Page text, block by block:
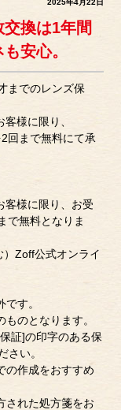
2025年4月22日
換は1年間
安心。
までのレンズ保
様に限り、
回まで無料にて承
客様に限り、お受
で無料となりま
）Zoff公式オンライ
す。
のとなります。
証]の印字のある保
さい。
の作成をおすすめ
された処方箋をお